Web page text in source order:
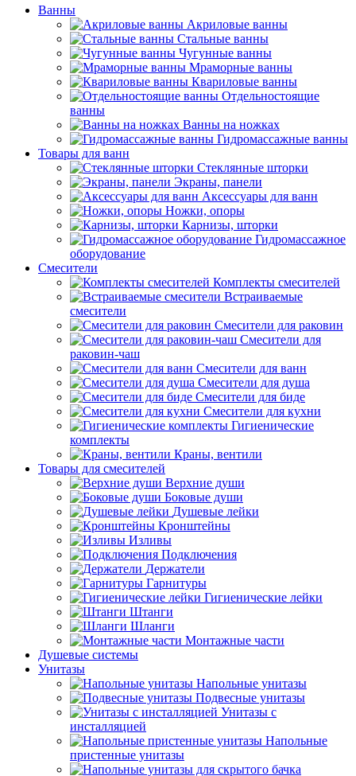
Ванны
Акриловые ванны
Стальные ванны
Чугунные ванны
Мраморные ванны
Квариловые ванны
Отдельностоящие
ванны
Ванны на ножках
Гидромассажные ванны
Товары для ванн
Стеклянные шторки
Экраны, панели
Аксессуары для ванн
Ножки, опоры
Карнизы, шторки
Гидромассажное
оборудование
Смесители
Комплекты смесителей
Встраиваемые
смесители
Смесители для раковин
Смесители для
раковин-чаш
Смесители для ванн
Смесители для душа
Смесители для биде
Смесители для кухни
Гигиенические
комплекты
Краны, вентили
Товары для смесителей
Верхние души
Боковые души
Душевые лейки
Кронштейны
Изливы
Подключения
Держатели
Гарнитуры
Гигиенические лейки
Штанги
Шланги
Монтажные части
Душевые системы
Унитазы
Напольные унитазы
Подвесные унитазы
Унитазы с
инсталляцией
Напольные
пристенные унитазы